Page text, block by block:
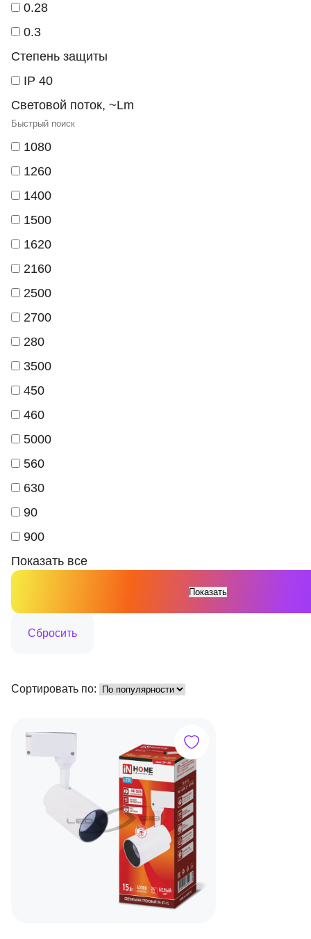
0.28
0.3
Степень защиты
IP 40
Световой поток, ~Lm
1080
1260
1400
1500
1620
2160
2500
2700
280
3500
450
460
5000
560
630
90
900
Показать все
Сортировать по: